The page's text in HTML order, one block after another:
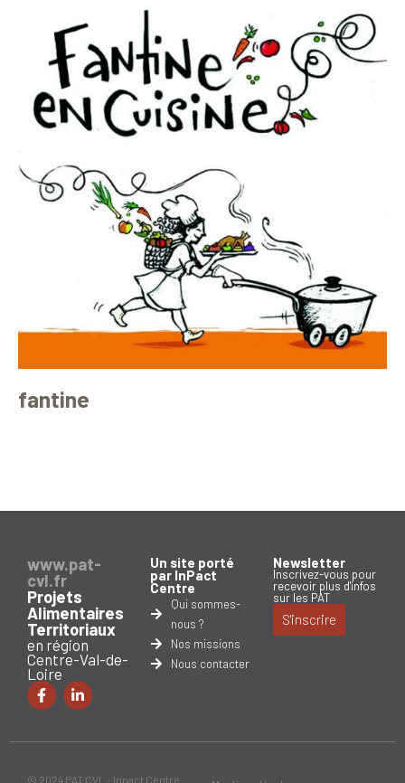
fantine
www.pat-
cvl.fr
Projets
Alimentaires
Territoriaux
en région
Centre-Val-de-
Loire
Un site porté
par InPact
Centre
Qui sommes-
nous ?
Nos missions
Nous contacter
Newsletter
Inscrivez-vous pour
recevoir plus d'infos
sur les PAT
S'inscrire
© 2024 PAT CVL - Inpact Centre